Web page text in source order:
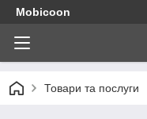
Mobicoon
Товари та послуги